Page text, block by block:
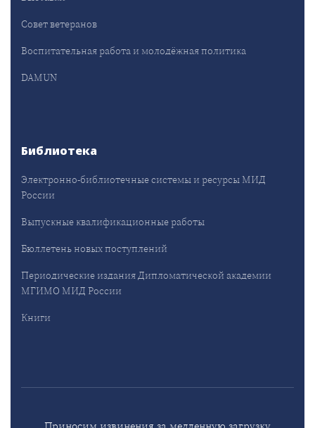
Совет ветеранов
Воспитательная работа и молодёжная политика
DAMUN
Библиотека
Электронно-библиотечные системы и ресурсы МИД
России
Выпускные квалификационные работы
Бюллетень новых поступлений
Периодические издания Дипломатической академии
МГИМО МИД России
Книги